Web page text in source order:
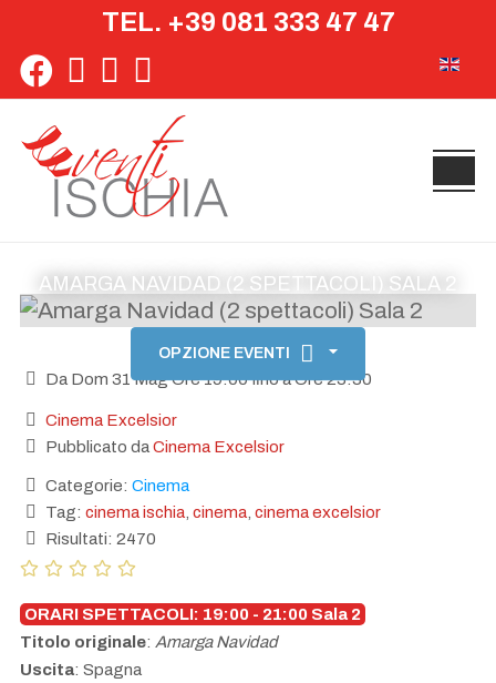
TEL. +39 081 333 47 47
AMARGA NAVIDAD (2 SPETTACOLI) SALA 2
OPZIONE EVENTI
Da Dom 31 Mag Ore 19:00 fino a Ore 23:30
Cinema Excelsior
Pubblicato daCinema Excelsior
Categorie: Cinema
Tag: cinema ischia cinema cinema excelsior
Risultati: 2470
ORARI SPETTACOLI: 19:00 - 21:00 Sala 2
Titolo originale: Amarga Navidad
Uscita: Spagna